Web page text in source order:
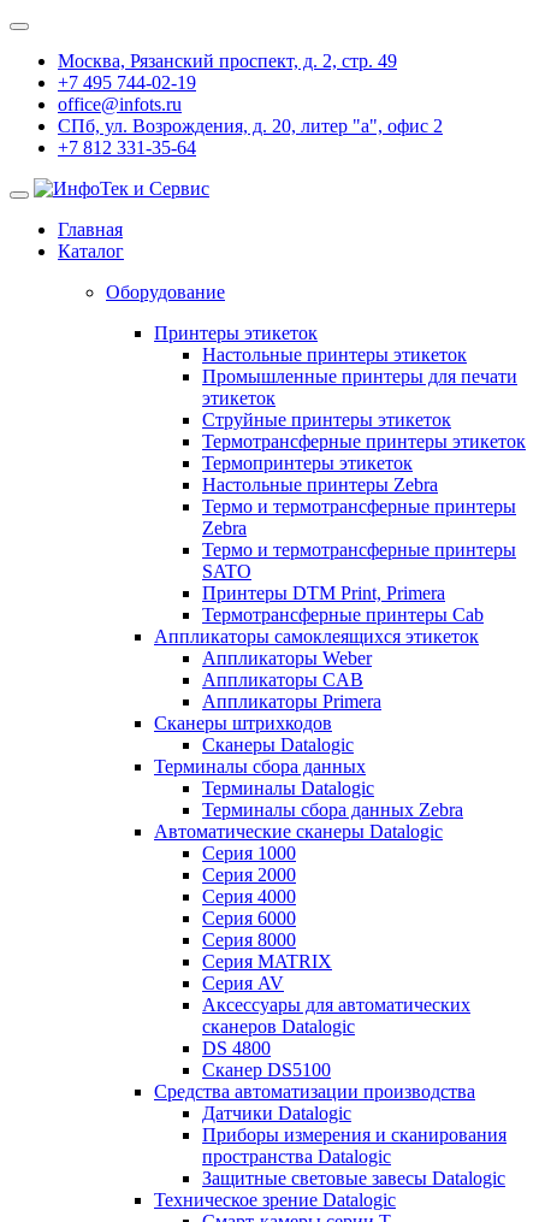
Москва, Рязанский проспект, д. 2, стр. 49
+7 495 744-02-19
office@infots.ru
СПб, ул. Возрождения, д. 20, литер "a", офис 2
+7 812 331-35-64
Главная
Каталог
Оборудование
Принтеры этикеток
Настольные принтеры этикеток
Промышленные принтеры для печати
этикеток
Струйные принтеры этикеток
Термотрансферные принтеры этикеток
Термопринтеры этикеток
Настольные принтеры Zebra
Термо и термотрансферные принтеры
Zebra
Термо и термотрансферные принтеры
SATO
Принтеры DTM Print, Primera
Термотрансферные принтеры Cab
Аппликаторы самоклеящихся этикеток
Аппликаторы Weber
Аппликаторы CAB
Аппликаторы Primera
Сканеры штрихкодов
Сканеры Datalogic
Терминалы сбора данных
Терминалы Datalogic
Терминалы сбора данных Zebra
Автоматические сканеры Datalogic
Серия 1000
Серия 2000
Серия 4000
Серия 6000
Серия 8000
Серия MATRIX
Серия AV
Аксессуары для автоматических
сканеров Datalogic
DS 4800
Сканер DS5100
Средства автоматизации производства
Датчики Datalogic
Приборы измерения и сканирования
пространства Datalogic
Защитные световые завесы Datalogic
Техническое зрение Datalogic